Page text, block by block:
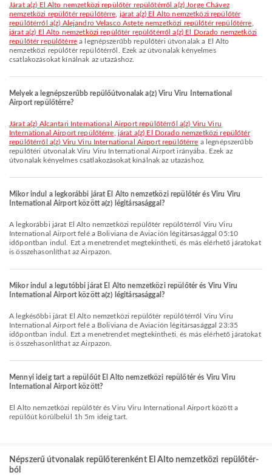
járat a(z) El Alto nemzetközi repülőtér repülőtérről a(z) Jorge Chávez
nemzetközi repülőtér repülőtérre járat a(z) El Alto nemzetközi repülőtér
repülőtérről a(z) Alejandro Velasco Astete nemzetközi repülőtér repülőtérre
járat a(z) El Alto nemzetközi repülőtér repülőtérről a(z) El Dorado nemzetközi
repülőtér repülőtérrea legnépszerűbb repülőtéri útvonalak a El Alto
nemzetközi repülőtér repülőtérről. Ezek az útvonalak kényelmes
csatlakozásokat kínálnak az utazáshoz.
Melyek a legnépszerűbb repülőútvonalak a(z) Viru Viru International
Airport repülőtérre?
járat a(z) Alcantari International Airport repülőtérről a(z) Viru Viru
International Airport repülőtérre járat a(z) El Dorado nemzetközi repülőtér
repülőtérről a(z) Viru Viru International Airport repülőtérre a legnépszerűbb
repülőtéri útvonalak Viru Viru International Airport irányába. Ezek az
útvonalak kényelmes csatlakozásokat kínálnak az utazáshoz.
Mikor indul a legkorábbi járat El Alto nemzetközi repülőtér és Viru Viru
International Airport között a(z) légitársasággal?
A legkorábbi járat El Alto nemzetközi repülőtér repülőtérről Viru Viru
International Airport felé a Boliviana de Aviación légitársasággal 05:10
időpontban indul. Ezt a menetrendet megtekintheti, és más elérhető járatokat
is összehasonlíthat az Airpazon.
Mikor indul a legutóbbi járat El Alto nemzetközi repülőtér és Viru Viru
International Airport között a(z) légitársasággal?
A legkésőbbi járat El Alto nemzetközi repülőtér repülőtérről Viru Viru
International Airport felé a Boliviana de Aviación légitársasággal 23:35
időpontban indul. Ezt a menetrendet megtekintheti, és más elérhető járatokat
is összehasonlíthat az Airpazon.
Mennyi ideig tart a repülőút El Alto nemzetközi repülőtér és Viru Viru
International Airport között?
El Alto nemzetközi repülőtér és Viru Viru International Airport között a
repülőút körülbelül 1h 5m ideig tart.
Népszerű útvonalak repülőterenként El Alto nemzetközi repülőtér-
ból